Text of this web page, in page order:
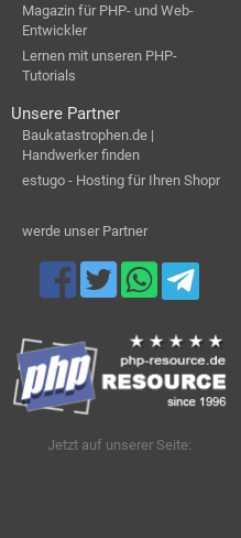
Magazin für PHP- und Web-
Entwickler
Lernen mit unseren PHP-
Tutorials
Unsere Partner
Baukatastrophen.de |
Handwerker finden
estugo - Hosting für Ihren Shopr
werde unser Partner
Jetzt auf unserer Seite: